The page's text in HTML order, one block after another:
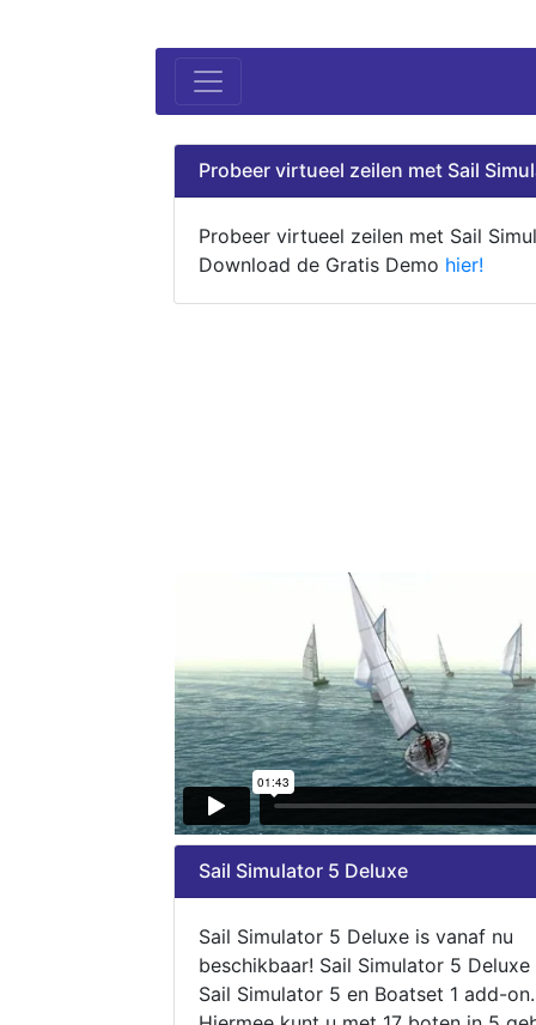
Probeer virtueel zeilen met Sail
Probeer virtueel zeilen met Sail
Download de Gratis Demo hier!
Sail Simulator 5 Deluxe
Sail Simulator 5 Deluxe is vanaf nu
beschikbaar! Sail Simulator 5
Sail Simulator 5 en Boatset 1 add-on.